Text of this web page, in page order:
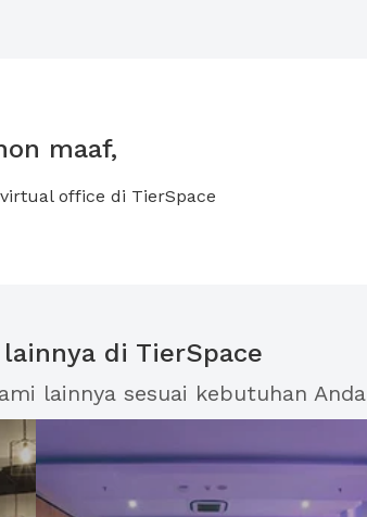
maaf,
office di TierSpace
di TierSpace
lainnya sesuai kebutuhan Anda